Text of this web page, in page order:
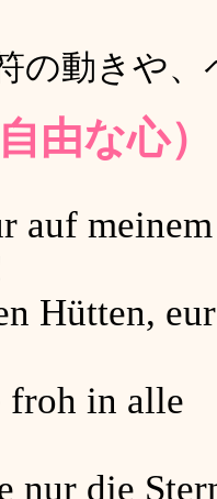
の動きや
由な心）
auf meinem
Hütten,
froh in alle
nur die